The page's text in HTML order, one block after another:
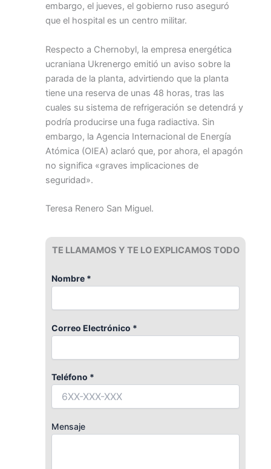
embargo, el jueves, el gobierno ruso aseguró
que el hospital es un centro militar.
Respecto a Chernobyl, la empresa energética
ucraniana Ukrenergo emitió un aviso sobre la
parada de la planta, advirtiendo que la planta
tiene una reserva de unas 48 horas, tras las
cuales su sistema de refrigeración se detendrá y
podría producirse una fuga radiactiva. Sin
embargo, la Agencia Internacional de Energía
Atómica (OIEA) aclaró que, por ahora, el apagón
no significa «graves implicaciones de
seguridad».
Teresa Renero San Miguel.
TE LLAMAMOS Y TE LO EXPLICAMOS TODO
Nombre *
Correo Electrónico *
Teléfono *
Mensaje